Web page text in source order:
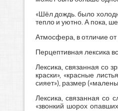
«Шёл дождь. было
тепло и уютно. А пока,
Атмосфера, в отличие
Перцептивная лексика
Лексика, связанная со
краски», «красные
сияет»), размер
Лексика, связанная со
«звонкий шорох